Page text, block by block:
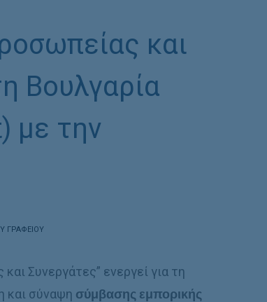
και
Βουλγαρία
με την
ΓΡΑΦΕΊΟΥ
Συνεργάτες” ενεργεί για τη
και σύναψη σύμβασης εμπορικής